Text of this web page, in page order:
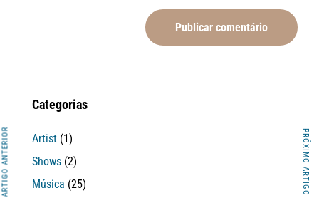
ARTIGO ANTERIOR PRÓXIMO ARTIGO
Categorias
Artist (1)
Shows (2)
Música (25)